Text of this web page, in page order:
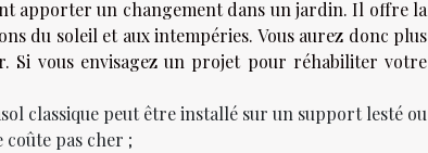
apporter un changement dans un jardin. Il offre la
du soleil et aux intempéries. Vous aurez donc plus
Si vous envisagez un projet pour réhabiliter votre
classique peut être installé sur un support lesté ou
coûte pas cher ;